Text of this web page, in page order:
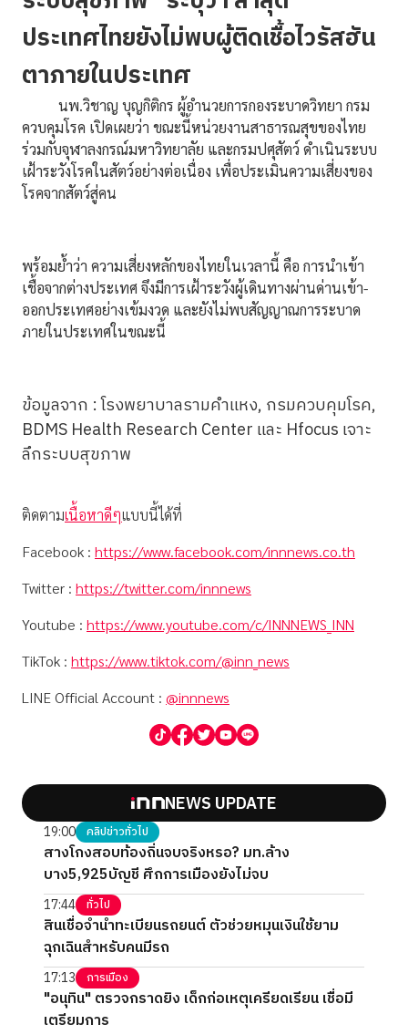
ประเทศไทยยังไม่พบผู้ติดเชื้อไวรัสฮัน
ตาภายในประเทศ
นพ.วิชาญ บุญกิติกร ผู้อำนวยการกองระบาดวิทยา กรม
ควบคุมโรค เปิดเผยว่า ขณะนี้หน่วยงานสาธารณสุขของไทย
ร่วมกับจุฬาลงกรณ์มหาวิทยาลัย และกรมปศุสัตว์ ดำเนินระบบ
เฝ้าระวังโรคในสัตว์อย่างต่อเนื่อง เพื่อประเมินความเสี่ยงของ
โรคจากสัตว์สู่คน
พร้อมย้ำว่า ความเสี่ยงหลักของไทยในเวลานี้ คือ การนำเข้า
เชื้อจากต่างประเทศ จึงมีการเฝ้าระวังผู้เดินทางผ่านด่านเข้า-
ออกประเทศอย่างเข้มงวด และยังไม่พบสัญญาณการระบาด
ภายในประเทศในขณะนี้
ข้อมูลจาก : โรงพยาบาลรามคำแหง, กรมควบคุมโรค,
BDMS Health Research Center และ Hfocus เจาะ
ลึกระบบสุขภาพ
ติดตามเนื้อหาดีๆแบบนี้ได้ที่
Facebook : https://www.facebook.com/innnews.co.th
Twitter : https://twitter.com/innnews
Youtube : https://www.youtube.com/c/INNNEWS_INN
TikTok : https://www.tiktok.com/@inn_news
LINE Official Account : @innnews
NEWS UPDATE
19:00 คลิปข่าวทั่วไป
สางโกงสอบท้องถิ่นจบจริงหรอ? มท.ล้าง
บาง5,925บัญชี ศึกการเมืองยังไม่จบ
17:44 ทั่วไป
สินเชื่อจำนำทะเบียนรถยนต์ ตัวช่วยหมุนเงินใช้ยาม
ฉุกเฉินสำหรับคนมีรถ
17:13 การเมือง
"อนุทิน" ตรวจกราดยิง เด็กก่อเหตุเครียดเรียน เชื่อมี
เตรียมการ